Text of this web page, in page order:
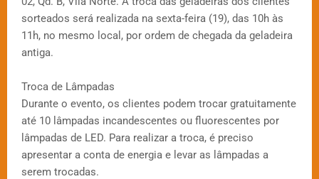
sorteados será realizada na sexta-feira (19), das 10h às
11h, no mesmo local, por ordem de chegada da geladeira
antiga.
Troca de Lâmpadas
Durante o evento, os clientes podem trocar gratuitamente
até 10 lâmpadas incandescentes ou fluorescentes por
lâmpadas de LED. Para realizar a troca, é preciso
apresentar a conta de energia e levar as lâmpadas a
serem trocadas.